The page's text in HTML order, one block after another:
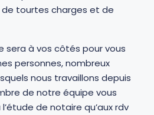
de tourtes charges et de
sera à vos côtés pour vous
personnes, nombreux
nous travaillons depuis
de notre équipe vous
de notaire qu’aux rdv